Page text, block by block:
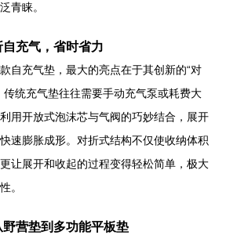
青睐。
充气，省时省力
自充气垫，最大的亮点在于其创新的“对
传统充气垫往往需要手动充气泵或耗费大
用开放式泡沫芯与气阀的巧妙结合，展开
速膨胀成形。对折式结构不仅使收纳体积
让展开和收起的过程变得轻松简单，极大
。
营垫到多功能平板垫